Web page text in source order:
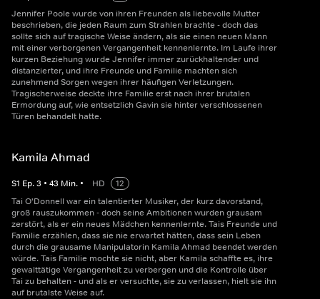
Jennifer Poole wurde von ihren Freunden als liebevolle Mutter
beschrieben, die jeden Raum zum Strahlen brachte - doch das
sollte sich auf tragische Weise ändern, als sie einen neuen Mann
mit einer verborgenen Vergangenheit kennenlernte. Im Laufe ihrer
kurzen Beziehung wurde Jennifer immer zurückhaltender und
distanzierter, und ihre Freunde und Familie machten sich
zunehmend Sorgen wegen ihrer häufigen Verletzungen.
Tragischerweise deckte ihre Familie erst nach ihrer brutalen
Ermordung auf, wie entsetzlich Gavin sie hinter verschlossenen
Türen behandelt hatte.
Kamila Ahmad
S1 Ep.3 • 43 Min. • HD
12
Tai O'Donnell war ein talentierter Musiker, der kurz davorstand,
groß rauszukommen - doch seine Ambitionen wurden grausam
zerstört, als er ein neues Mädchen kennenlernte. Tais Freunde und
Familie erzählen, dass sie nie erwartet hätten, dass sein Leben
durch die grausame Manipulatorin Kamila Ahmad beendet werden
würde. Tais Familie mochte sie nicht, aber Kamila schaffte es, ihre
gewalttätige Vergangenheit zu verbergen und die Kontrolle über
Tai zu behalten - und als er versuchte, sie zu verlassen, hielt sie ihn
auf brutalste Weise auf.